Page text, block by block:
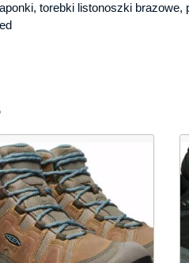
torebki listonoszki brazowe,